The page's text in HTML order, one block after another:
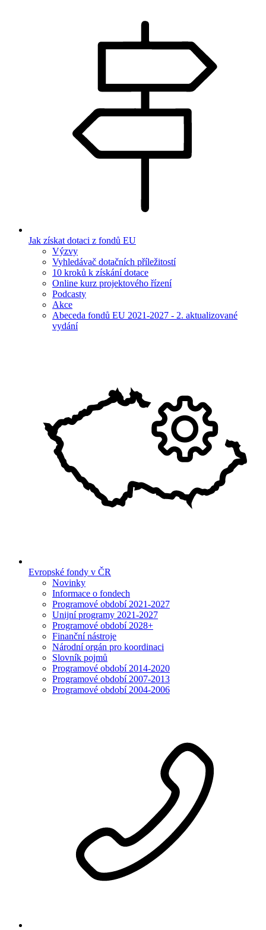
Jak získat dotaci z fondů EU
Výzvy
Vyhledávač dotačních příležitostí
10 kroků k získání dotace
Online kurz projektového řízení
Podcasty
Akce
Abeceda fondů EU 2021-2027 - 2. aktualizované
vydání
Evropské fondy v ČR
Novinky
Informace o fondech
Programové období 2021-2027
Unijní programy 2021-2027
Programové období 2028+
Finanční nástroje
Národní orgán pro koordinaci
Slovník pojmů
Programové období 2014-2020
Programové období 2007-2013
Programové období 2004-2006